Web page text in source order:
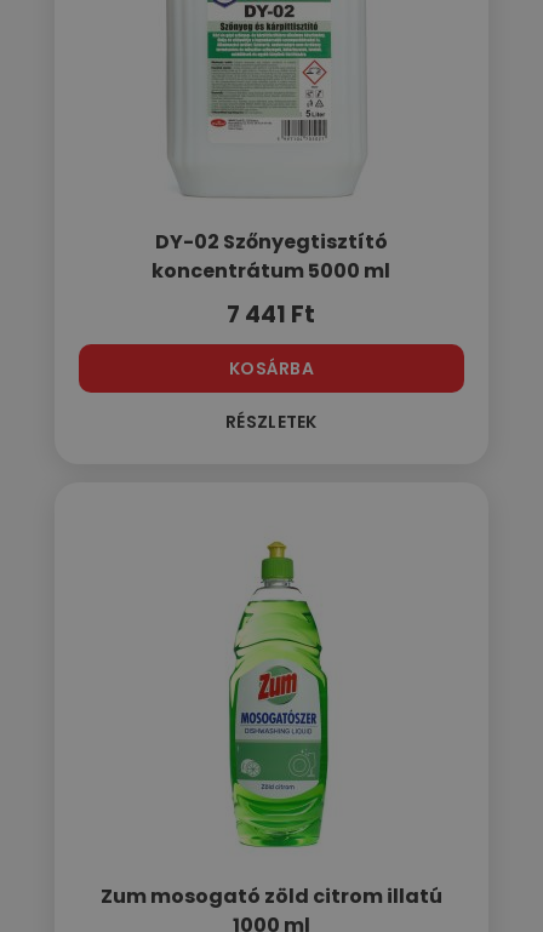
DY-02 Szőnyegtisztító
koncentrátum 5000 ml
7 441 Ft
KOSÁRBA
RÉSZLETEK
Zum mosogató zöld citrom illatú
1000 ml